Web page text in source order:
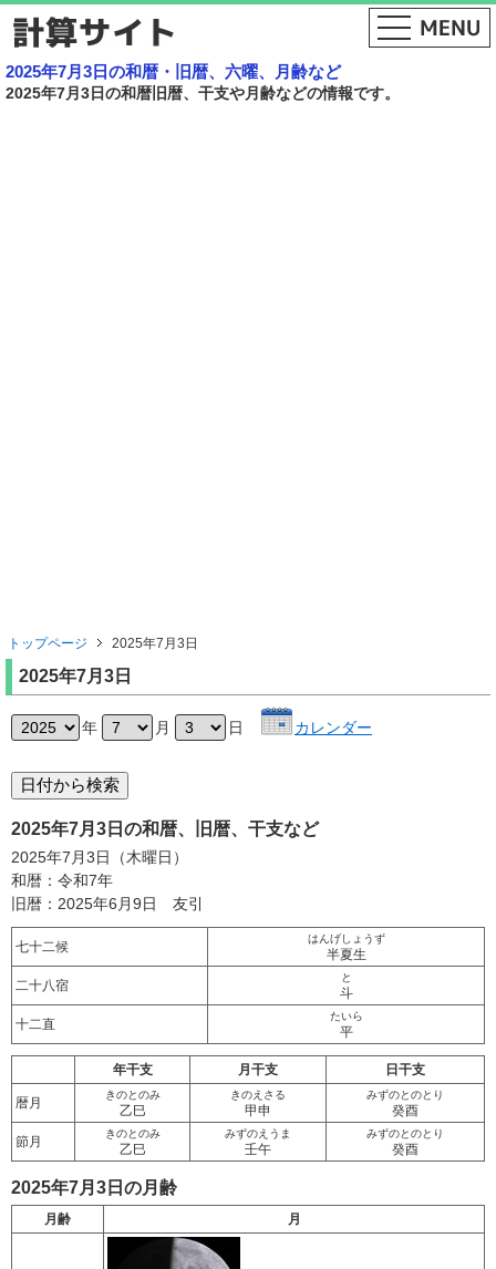
2025年7月3日の和暦・旧暦、六曜、月齢など
2025年7月3日の和暦旧暦、干支や月齢などの情報です。
トップページ 2025年7月3日
2025年7月3日
年 月 日 カレンダー
2025年7月3日の和暦、旧暦、干支など
2025年7月3日（木曜日）
和暦：令和7年
旧暦：2025年6月9日 友引
七十二候
はんげしょうず
半夏生
二十八宿
と
斗
十二直
たいら
平
年干支 月干支 日干支
暦月
きのとのみ
乙巳
きのえさる
甲申
みずのとのとり
癸酉
節月
きのとのみ
乙巳
みずのえうま
壬午
みずのとのとり
癸酉
2025年7月3日の月齢
月齢 月